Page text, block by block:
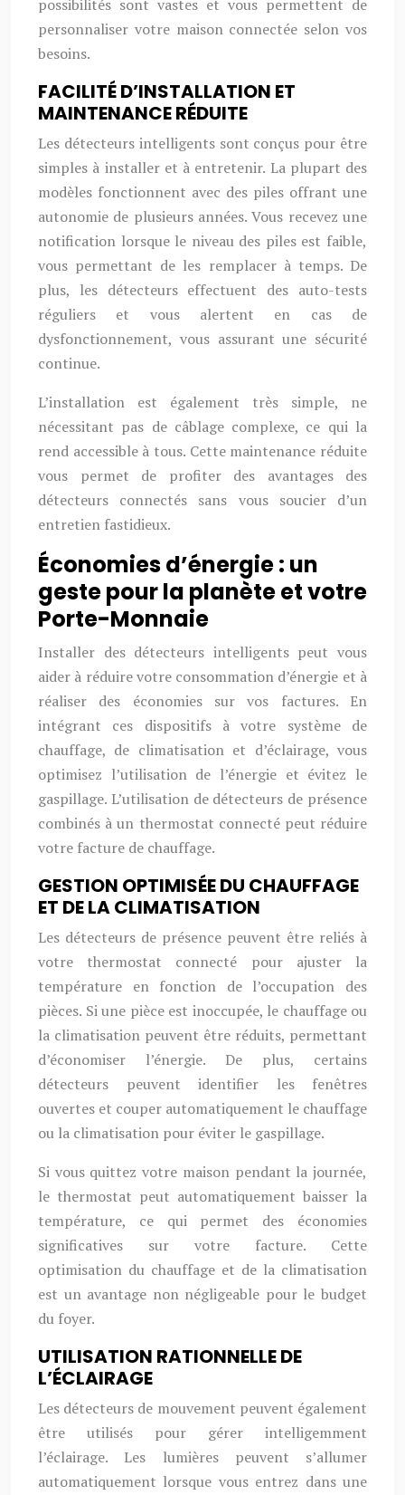
possibilités sont vastes et vous permettent de
personnaliser votre maison connectée selon vos
besoins.
FACILITÉ D’INSTALLATION ET
MAINTENANCE RÉDUITE
Les détecteurs intelligents sont conçus pour être
simples à installer et à entretenir. La plupart des
modèles fonctionnent avec des piles offrant une
autonomie de plusieurs années. Vous recevez une
notification lorsque le niveau des piles est faible,
vous permettant de les remplacer à temps. De
plus, les détecteurs effectuent des auto-tests
réguliers et vous alertent en cas de
dysfonctionnement, vous assurant une sécurité
continue.
L’installation est également très simple, ne
nécessitant pas de câblage complexe, ce qui la
rend accessible à tous. Cette maintenance réduite
vous permet de profiter des avantages des
détecteurs connectés sans vous soucier d’un
entretien fastidieux.
Économies d’énergie : un
geste pour la planète et votre
Porte-Monnaie
Installer des détecteurs intelligents peut vous
aider à réduire votre consommation d’énergie et à
réaliser des économies sur vos factures. En
intégrant ces dispositifs à votre système de
chauffage, de climatisation et d’éclairage, vous
optimisez l’utilisation de l’énergie et évitez le
gaspillage. L’utilisation de détecteurs de présence
combinés à un thermostat connecté peut réduire
votre facture de chauffage.
GESTION OPTIMISÉE DU CHAUFFAGE
ET DE LA CLIMATISATION
Les détecteurs de présence peuvent être reliés à
votre thermostat connecté pour ajuster la
température en fonction de l’occupation des
pièces. Si une pièce est inoccupée, le chauffage ou
la climatisation peuvent être réduits, permettant
d’économiser l’énergie. De plus, certains
détecteurs peuvent identifier les fenêtres
ouvertes et couper automatiquement le chauffage
ou la climatisation pour éviter le gaspillage.
Si vous quittez votre maison pendant la journée,
le thermostat peut automatiquement baisser la
température, ce qui permet des économies
significatives sur votre facture. Cette
optimisation du chauffage et de la climatisation
est un avantage non négligeable pour le budget
du foyer.
UTILISATION RATIONNELLE DE
L’ÉCLAIRAGE
Les détecteurs de mouvement peuvent également
être utilisés pour gérer intelligemment
l’éclairage. Les lumières peuvent s’allumer
automatiquement lorsque vous entrez dans une